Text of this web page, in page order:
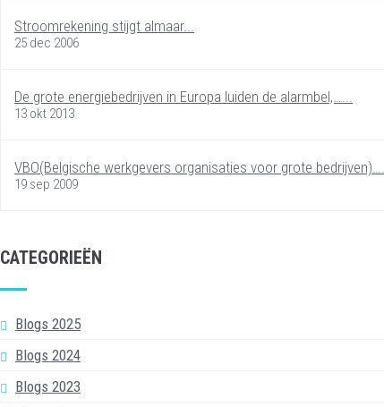
Stroomrekening stijgt almaar...
25 dec 2006
De grote energiebedrijven in Europa luiden de alarmbel,…...
13 okt 2013
VBO(Belgische werkgevers organisaties voor grote bedrijven)…...
19 sep 2009
CATEGORIEËN
Blogs 2025
Blogs 2024
Blogs 2023